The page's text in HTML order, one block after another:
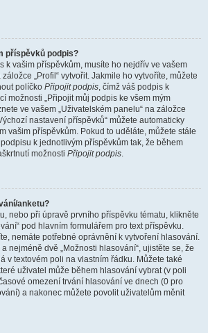
příspěvků podpis?
k vašim příspěvkům, musíte ho nejdřív ve vašem
„Profil“ vytvořit. Jakmile ho vytvoříte, můžete
políčko Připojit podpis, čímž váš podpis k
možnosti „Připojit můj podpis ke všem mým
ve vašem „Uživatelském panelu“ na záložce
nastavení příspěvků“ můžete automaticky
vašim příspěvkům. Pokud to uděláte, můžete stále
k jednotlivým příspěvkům tak, že během
možnosti Připojit podpis.
anketu?
nebo při úpravě prvního příspěvku tématu, klikněte
pod hlavním formulářem pro text příspěvku.
nemáte potřebné oprávnění k vytvoření hlasování.
nejméně dvě „Možnosti hlasování“, ujistěte se, že
v textovém poli na vlastním řádku. Můžete také
uživatel může během hlasování vybrat (v poli
omezení trvání hlasování ve dnech (0 pro
a nakonec můžete povolit uživatelům měnit